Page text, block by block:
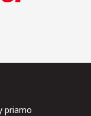
priamo